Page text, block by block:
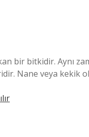
bir bitkidir. Aynı
Nane veya kekik